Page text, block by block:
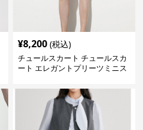
¥8,200 (税込)
チュールスカート チュールスカ
ート エレガントプリーツミニス